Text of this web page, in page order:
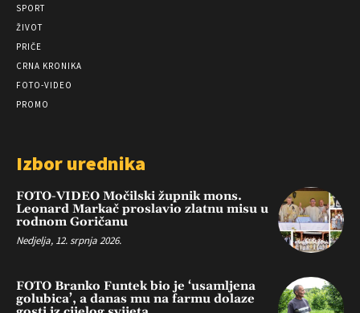
SPORT
ŽIVOT
PRIČE
CRNA KRONIKA
FOTO-VIDEO
PROMO
Izbor urednika
FOTO-VIDEO Močilski župnik mons.
Leonard Markač proslavio zlatnu misu u
rodnom Goričanu
Nedjelja, 12. srpnja 2026.
FOTO Branko Funtek bio je ‘usamljena
golubica’, a danas mu na farmu dolaze